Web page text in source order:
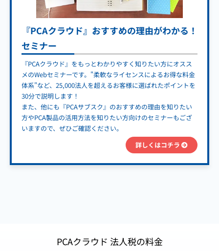
『PCAクラウド』おすすめの理由がわかる！
セミナー
『PCAクラウド』をもっとわかりやすく知りたい方にオスス
メのWebセミナーです。"柔軟なライセンスによるお得な料金
体系"など、25,000法人を超えるお客様に選ばれたポイントを
30分で説明します！
また、他にも『PCAサブスク』のおすすめの理由を知りたい
方やPCA製品の活用方法を知りたい方向けのセミナーもござ
いますので、ぜひご確認ください。
詳しくはコチラ
PCAクラウド 法人税の料金